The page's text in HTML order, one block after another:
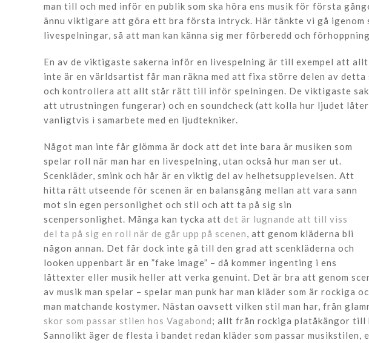
man till och med inför en publik som ska höra ens musik för första
ännu viktigare att göra ett bra första intryck. Här tänkte vi gå igenom
livespelningar, så att man kan känna sig mer förberedd och
En av de viktigaste sakerna inför en livespelning är till exempel att
inte är en världsartist får man räkna med att fixa större delen av detta
och kontrollera att allt står rätt till inför spelningen. De viktigaste
att utrustningen fungerar) och en soundcheck (att kolla hur ljudet
vanligtvis i samarbete med en ljudtekniker.
Något man inte får glömma är dock att det inte bara är musiken som
spelar roll när man har en livespelning, utan också hur man ser ut.
Scenkläder, smink och hår är en viktig del av helhetsupplevelsen. Att
hitta rätt utseende för scenen är en balansgång mellan att vara sann
mot sin egen personlighet och stil och att ta på sig sin
scenpersonlighet. Många kan tycka att det är lugnande att till viss
del ta på sig en roll när de går upp på scenen, att genom kläderna bli
någon annan. Det får dock inte gå till den grad att scenkläderna och
looken uppenbart är en ”fake image” – då kommer ingenting i ens
låttexter eller musik heller att verka genuint. Det är bra att genom
av musik man spelar – spelar man punk har man kläder som är rockiga
man matchande kostymer. Nästan oavsett vilken stil man har, från
skor som passar stilen hos Vagabond; allt från rockiga platåkängor till
Sannolikt äger de flesta i bandet redan kläder som passar musikstilen,